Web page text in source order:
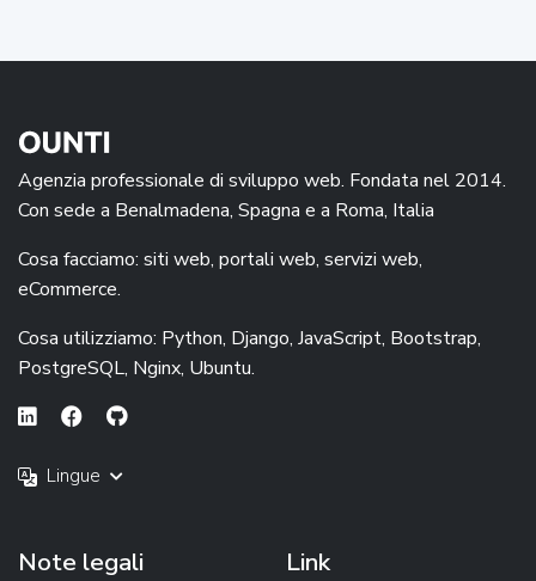
Agenzia professionale di sviluppo web. Fondata nel 2014.
Con sede a Benalmadena, Spagna e a Roma, Italia
Cosa facciamo: siti web, portali web, servizi web,
eCommerce.
Cosa utilizziamo: Python, Django, JavaScript, Bootstrap,
PostgreSQL, Nginx, Ubuntu.
Lingue
Note legali Link